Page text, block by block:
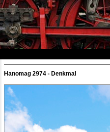
Hanomag 2974 - Denkmal